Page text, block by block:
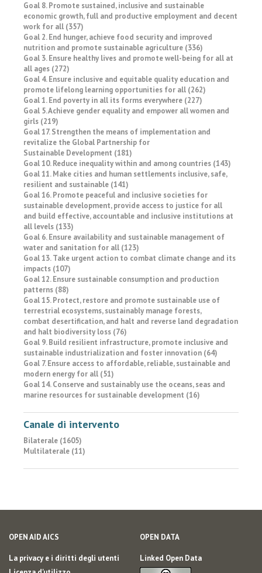
Goal 8. Promote sustained, inclusive and sustainable
economic growth, full and productive employment and decent
work for all (357)
Goal 2. End hunger, achieve food security and improved
nutrition and promote sustainable agriculture (336)
Goal 3. Ensure healthy lives and promote well-being for all at
all ages (272)
Goal 4. Ensure inclusive and equitable quality education and
promote lifelong learning opportunities for all (262)
Goal 1. End poverty in all its forms everywhere (227)
Goal 5. Achieve gender equality and empower all women and
girls (219)
Goal 17. Strengthen the means of implementation and
revitalize the Global Partnership for
Sustainable Development (181)
Goal 10. Reduce inequality within and among countries (143)
Goal 11. Make cities and human settlements inclusive, safe,
resilient and sustainable (141)
Goal 16. Promote peaceful and inclusive societies for
sustainable development, provide access to justice for all
and build effective, accountable and inclusive institutions at
all levels (133)
Goal 6. Ensure availability and sustainable management of
water and sanitation for all (123)
Goal 13. Take urgent action to combat climate change and its
impacts (107)
Goal 12. Ensure sustainable consumption and production
patterns (88)
Goal 15. Protect, restore and promote sustainable use of
terrestrial ecosystems, sustainably manage forests,
combat desertification, and halt and reverse land degradation
and halt biodiversity loss (76)
Goal 9. Build resilient infrastructure, promote inclusive and
sustainable industrialization and foster innovation (64)
Goal 7. Ensure access to affordable, reliable, sustainable and
modern energy for all (51)
Goal 14. Conserve and sustainably use the oceans, seas and
marine resources for sustainable development (16)
Canale di intervento
Bilaterale (1605)
Multilaterale (11)
OPEN AID AICS
La privacy e i diritti degli utenti
OPEN DATA
Linked Open Data